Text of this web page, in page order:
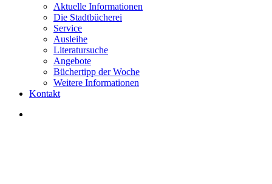
Aktuelle Informationen
Die Stadtbücherei
Service
Ausleihe
Literatursuche
Angebote
Büchertipp der Woche
Weitere Informationen
Kontakt